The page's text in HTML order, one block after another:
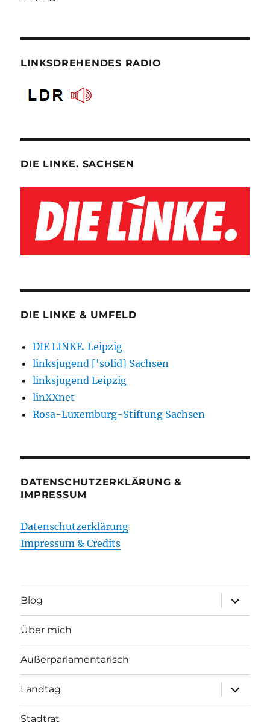
LINKSDREHENDES RADIO
DIE LINKE. SACHSEN
DIE LINKE & UMFELD
DIE LINKE. Leipzig
linksjugend ['solid] Sachsen
linksjugend Leipzig
linXXnet
Rosa-Luxemburg-Stiftung Sachsen
DATENSCHUTZERKLÄRUNG &
IMPRESSUM
Datenschutzerklärung
Impressum & Credits
Blog
öffnen
Über mich
Außerparlamentarisch
Landtag
öffnen
Stadtrat